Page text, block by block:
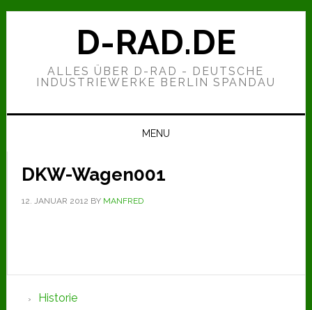
Zur
Hauptnavigation
Zum
Zur
D-RAD.DE
ALLES ÜBER D-RAD - DEUTSCHE
INDUSTRIEWERKE BERLIN SPANDAU
MENU
DKW-Wagen001
12. JANUAR 2012 BY MANFRED
Seitenspalte
Historie